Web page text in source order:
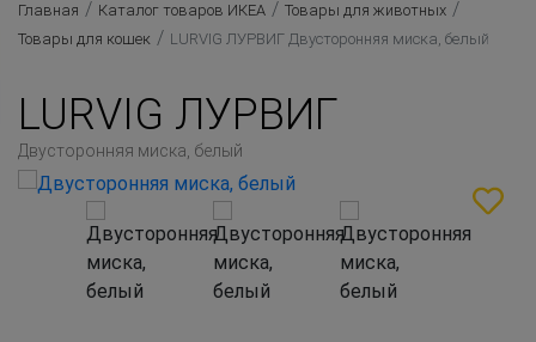
Главная Каталог товаров ИКЕА
Товары для животных
Товары для кошек
LURVIG ЛУРВИГ Двусторонняя миска, белый
LURVIG ЛУРВИГ
Двусторонняя миска, белый